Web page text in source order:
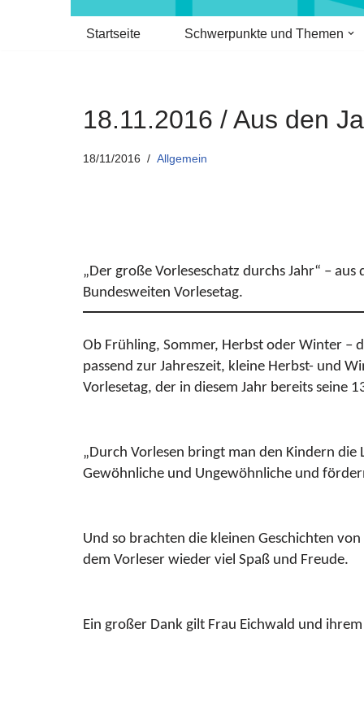
Startseite Schwerpunkte und Themen
18.11.2016 / Aus den
18/11/2016 Allgemein
„Der große Vorleseschatz durchs Jahr“ –
Bundesweiten Vorlesetag.
Ob Frühling, Sommer, Herbst oder Winter –
passend zur Jahreszeit, kleine Herbst- und
Vorlesetag, der in diesem Jahr bereits seine
„Durch Vorlesen bringt man den Kindern
Gewöhnliche und Ungewöhnliche und
Und so brachten die kleinen Geschichten
dem Vorleser wieder viel Spaß und Freude.
Ein großer Dank gilt Frau Eichwald und